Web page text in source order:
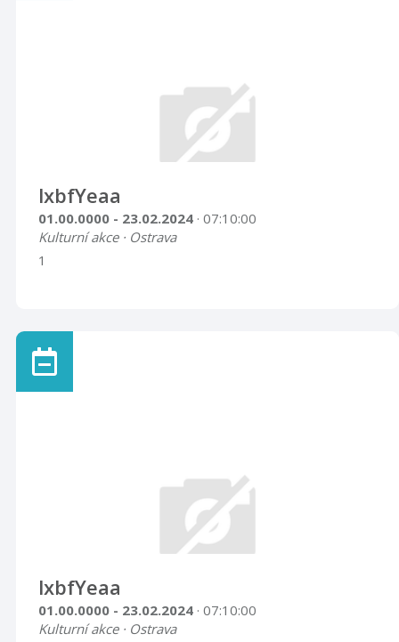
lxbfYeaa
01.00.0000 - 23.02.2024 · 07:10:00
Kulturní akce · Ostrava
1
lxbfYeaa
01.00.0000 - 23.02.2024 · 07:10:00
Kulturní akce · Ostrava